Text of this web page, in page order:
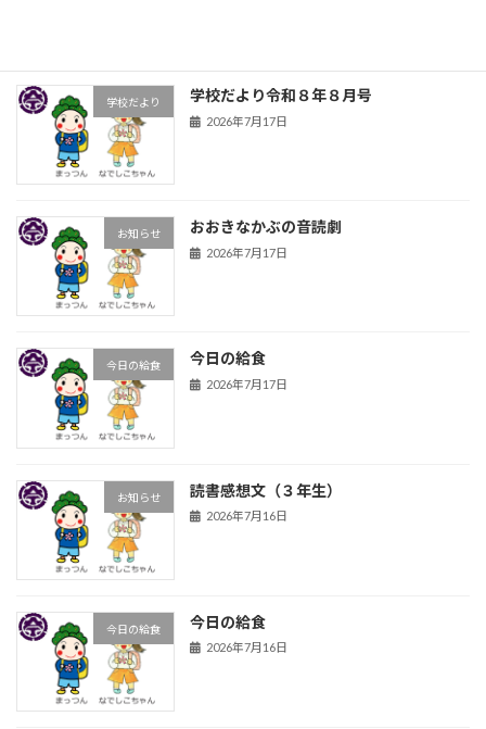
学校だより 学校だより令和８年８月号
2026年7月17日
お知らせ おおきなかぶの音読劇
2026年7月17日
今日の給食 今日の給食
2026年7月17日
お知らせ 読書感想文（３年生）
2026年7月16日
今日の給食 今日の給食
2026年7月16日